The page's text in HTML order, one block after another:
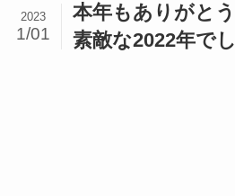
本年もありがと
素敵な2022年で
2023
1/01